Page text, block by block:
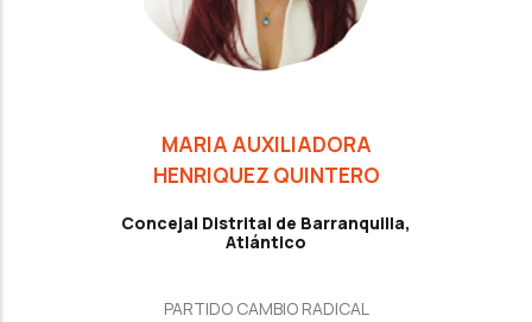
MARIA AUXILIADORA
HENRIQUEZ QUINTERO
Concejal Distrital de Barranquilla,
Atlántico
PARTIDO CAMBIO RADICAL